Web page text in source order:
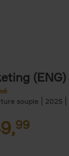
(ENG)
souple
2025
99